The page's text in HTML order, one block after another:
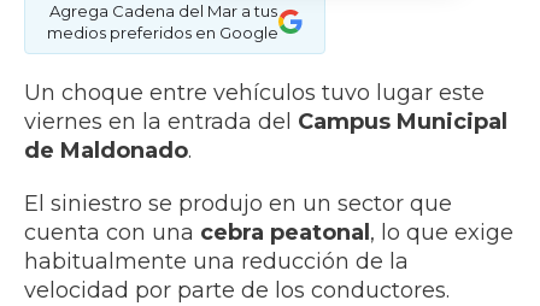
Agrega Cadena del Mar a tus
medios preferidos en Google
Un choque entre vehículos tuvo lugar este
viernes en la entrada del Campus Municipal
de Maldonado.
El siniestro se produjo en un sector que
cuenta con una cebra peatonal, lo que exige
habitualmente una reducción de la
velocidad por parte de los conductores.